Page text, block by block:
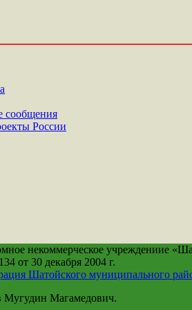
сообщения
России
некоммерческое учреждениие
от 30 декабря 2004 г.
Шатойского муниципального
Мугудин Магамедович.